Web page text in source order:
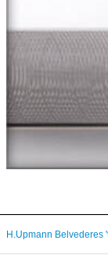
H.Upmann Belvederes